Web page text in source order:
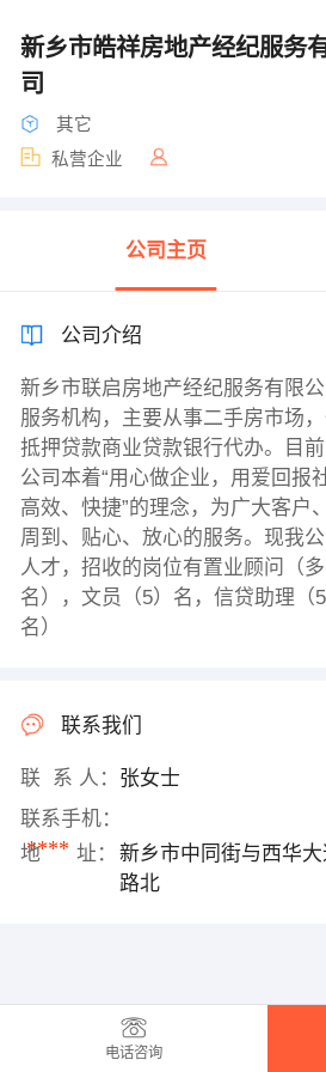
新乡市皓祥房地产经纪服务
司
其它
私营企业
公司主页
公司介绍
新乡市联启房地产经纪服务有限
服务机构，主要从事二手房市场
抵押贷款商业贷款银行代办。目前
公司本着“用心做企业，用爱回报
高效、快捷”的理念，为广大客户
周到、贴心、放心的服务。现我
人才，招收的岗位有置业顾问（
名），文员（5）名，信贷助理（
名）
联系我们
联 系 人： 张女士
联系手机：
****
地 址：
新乡市中同街与西华
路北
电话咨询